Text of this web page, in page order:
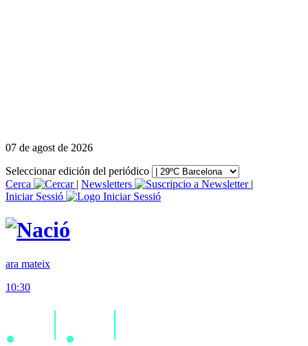
07 de agost de 2026
Seleccionar edición del periódico
Cerca
| Newsletters
|
Iniciar Sessió
ara mateix
10:30